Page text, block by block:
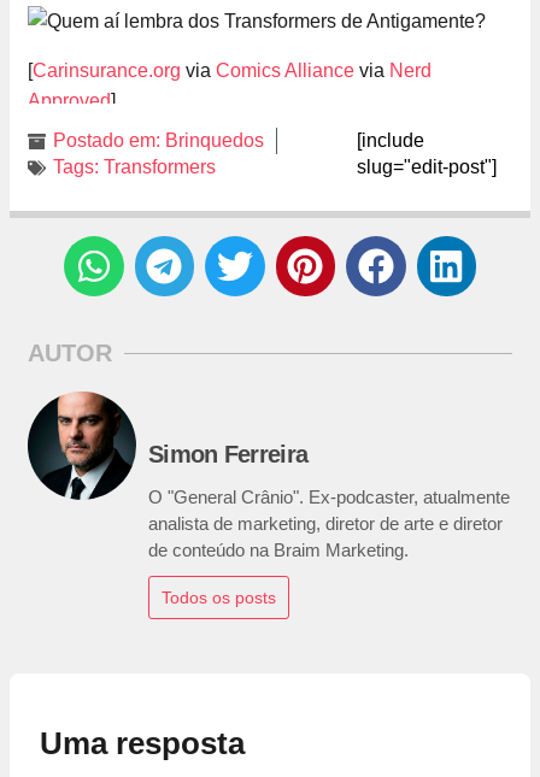
[Carinsurance.org via Comics Alliance via Nerd
Approved]
Postado em: Brinquedos
Tags: Transformers
[include
slug="edit-post"]
AUTOR
Simon Ferreira
O "General Crânio". Ex-podcaster, atualmente
analista de marketing, diretor de arte e diretor
de conteúdo na Braim Marketing.
Todos os posts
Uma resposta